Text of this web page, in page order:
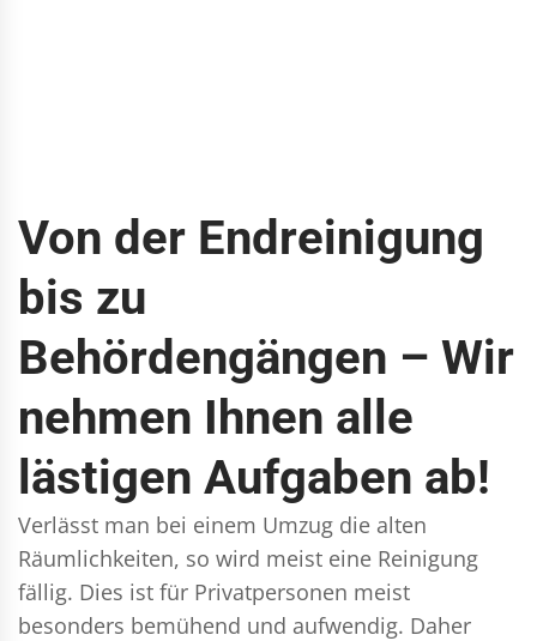
Von der Endreinigung
bis zu
Behördengängen – Wir
nehmen Ihnen alle
lästigen Aufgaben ab!
Verlässt man bei einem Umzug die alten
Räumlichkeiten, so wird meist eine Reinigung
fällig. Dies ist für Privatpersonen meist
besonders bemühend und aufwendig. Daher